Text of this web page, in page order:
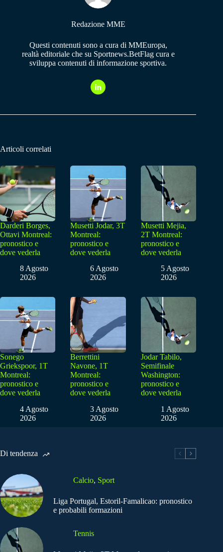
Redazione MME
Questi contenuti sono a cura di MMEuropa,
realtà editoriale che su Sportnews.BetFlag cura e
sviluppa contenuti di informazione sportiva.
Articoli correlati
Darderi Borges,
Ottavi Montreal:
pronostico e
dove vederla
8 Agosto
2026
Musetti Jodar, 3T
Montreal:
pronostico e
dove vederla
6 Agosto
2026
Musetti Mejia,
2T Montreal:
pronostico e
dove vederla
5 Agosto
2026
Sonego
Griekspoor, 1T
Montreal:
pronostico e
dove vederla
4 Agosto
2026
Berrettini
Navone, 1T
Montreal:
pronostico e
dove vederla
3 Agosto
2026
Jodar Tabilo,
Semifinale
Washington:
pronostico e
dove vederla
1 Agosto
2026
Di tendenza
Calcio, Sport
Liga Portugal, Estoril-Famalicao: pronostico
e probabili formazioni
Tennis